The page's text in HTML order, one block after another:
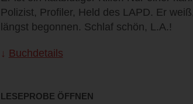
Polizist, Profiler, Held des LAPD. Er
längst begonnen. Schlaf schön, L.A.!
Buchdetails
LESEPROBE ÖFFNEN